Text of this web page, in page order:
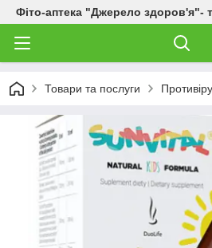
Фіто-аптека "Джерело здоров'я"-
Товари та послуги